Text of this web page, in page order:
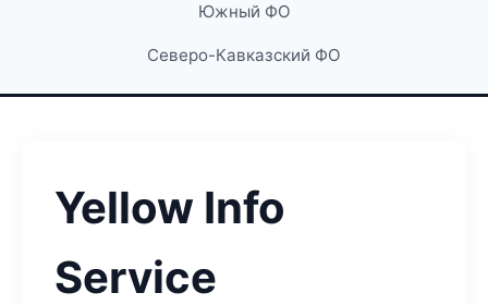
Южный ФО
Северо-Кавказский ФО
Yellow Info
Service